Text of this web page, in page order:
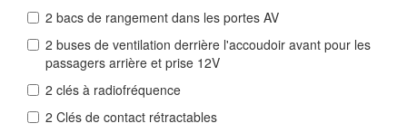
2 bacs de rangement dans les portes AV
2 buses de ventilation derrière l'accoudoir avant pour les
passagers arrière et prise 12V
2 clés à radiofréquence
2 Clés de contact rétractables